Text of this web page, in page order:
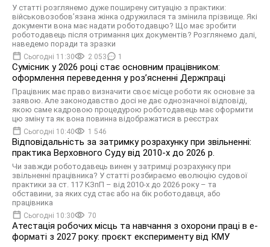
У статті розглянемо дуже поширену ситуацію з практики:
військовозобов’язана жінка одружилася та змінила прізвище. Які
документи вона має надати роботодавцю? Що має зробити
роботодавець після отримання цих документів? Розглянемо далі,
наведемо поради та зразки
Сьогодні 11:30 2 053 1
Сумісник у 2026 році стає основним працівником:
оформлення переведення у розʼясненні Держпраці
Працівник має право визначити своє місце роботи як основне за
заявою. Але законодавство досі не дає однозначної відповіді,
якою саме кадровою процедурою роботодавець має оформити
цю зміну та як вона повинна відображатися в реєстрах
Сьогодні 10:40 1 546
Відповідальність за затримку розрахунку при звільненні:
практика Верховного Суду від 2010-х до 2026 р.
Чи завжди роботодавець винен у затримці розрахунку при
звільненні працівника? У статті розбираємо еволюцію судової
практики за ст. 117 КЗпП – від 2010-х до 2026 року – та
обставини, за яких суд стає або на бік роботодавця, або
працівника
Сьогодні 10:30 70
Атестація робочих місць та навчання з охорони праці в е-
форматі з 2027 року: проєкт експерименту від КМУ